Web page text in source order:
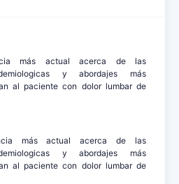
más actual acerca de las
y abordajes más
al paciente con dolor lumbar de
más actual acerca de las
y abordajes más
al paciente con dolor lumbar de